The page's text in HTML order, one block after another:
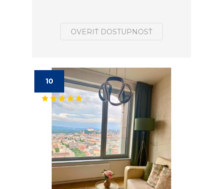
OVERIŤ DOSTUPNOSŤ
10